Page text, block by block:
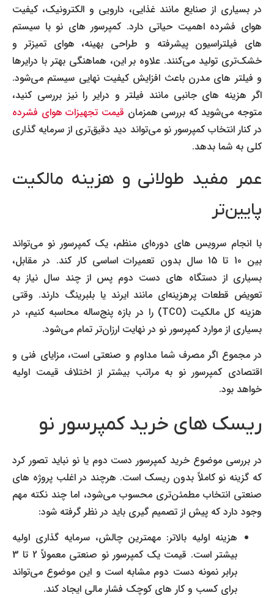
در بسیاری از صنایع مانند غذایی، دارویی و الکترونیک، کیفیت
هوای فشرده اهمیت حیاتی دارد. کمپرسور های نو با سیستم
های فیلتراسیون پیشرفته و طراحی بهینه، هوای تمیزتر و
خشک‌تری تولید می‌کنند. علاوه بر این، هماهنگی بهتر با درایرها
و فیلتر های مدرن باعث افزایش کیفیت نهایی سیستم می‌شود.
اگر هزینه های جانبی مانند فیلتر و درایر را نیز بررسی کنید،
متوجه می‌شوید که بررسی همزمان قیمت تجهیزات هوای فشرده
در کنار انتخاب کمپرسور نو می‌تواند دید دقیق‌تری از سرمایه گذاری
کلی به شما بدهد.
عمر مفید طولانی و هزینه مالکیت
پایین‌تر
با انجام سرویس های دوره‌ای منظم، یک کمپرسور نو می‌تواند
بین 10 تا 15 سال بدون تعمیرات اساسی کار کند. در مقابل،
بسیاری از دستگاه های دست دوم پس از چند سال نیاز به
تعویض قطعات پرهزینه‌ای مانند ایرند یا بلبرینگ دارند. وقتی
هزینه کل مالکیت (TCO) را در بازه پنج‌ساله محاسبه کنیم، در
بسیاری از موارد کمپرسور نو در نهایت ارزان‌تر تمام می‌شود.
در مجموع اگر مصرف شما مداوم و صنعتی است، مزایای فنی و
اقتصادی کمپرسور نو به مراتب بیشتر از اختلاف قیمت اولیه
خواهد بود.
ریسک های خرید کمپرسور نو
در بررسی موضوع خرید کمپرسور دست دوم یا نو نباید تصور کرد
که گزینه نو کاملاً بدون ریسک است. هرچند در اغلب پروژه های
صنعتی انتخاب مطمئن‌تری محسوب می‌شود، اما چند نکته مهم
وجود دارد که پیش از تصمیم گیری باید در نظر گرفته شود:
هزینه اولیه بالاتر: مهمترین چالش، سرمایه گذاری اولیه
بیشتر است. قیمت یک کمپرسور نو صنعتی معمولاً 2 تا 3
برابر نمونه دست دوم مشابه است و این موضوع می‌تواند
برای کسب و کار های کوچک فشار مالی ایجاد کند.